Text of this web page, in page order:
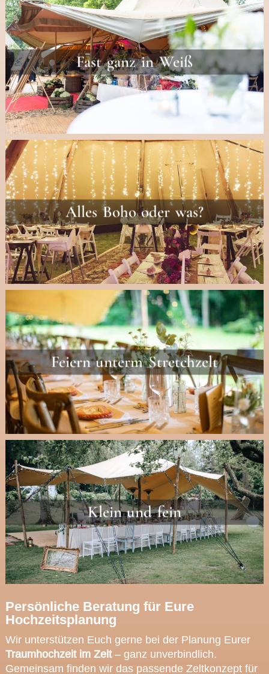
Fast ganz in Weiß
Alles Boho oder was?
Feiern unterm Stretchzelt
Klein und fein
Persönliche Beratung für Eure
Hochzeitsplanung
Wir unterstützen Euch gerne bei der Planung Eurer
Traumhochzeit im Zelt– ganz unverbindlich.
Gemeinsam finden wir das passende Zeltkonzept für